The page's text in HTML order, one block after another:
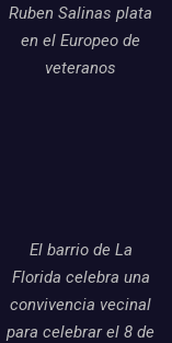
Ruben Salinas plata
en el Europeo de
veteranos
El barrio de La
Florida celebra una
convivencia vecinal
para celebrar el 8 de